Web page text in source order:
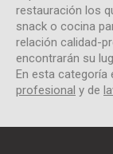
restauración los
snack o cocina
relación calidad-
encontrarán su
En esta categoría
profesional y de